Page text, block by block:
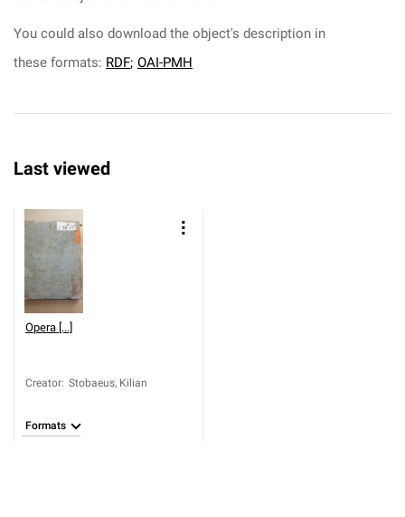
You could also download the object's description in
these formats: RDF; OAI-PMH
Last viewed
Opera [...]
Creator: Stobaeus, Kilian
Formats